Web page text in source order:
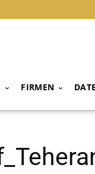
FIRMEN